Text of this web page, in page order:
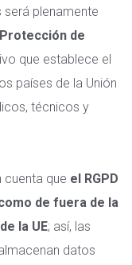
plenamente
de
que establece el
países de la Unión
técnicos y
cuenta que el RGPD
de fuera de la
la UE; así, las
datos